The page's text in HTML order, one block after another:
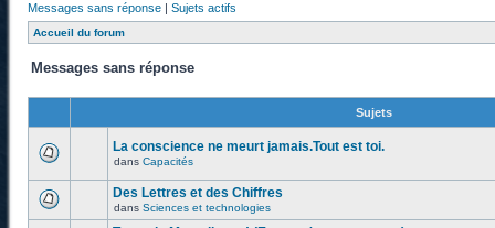
Messages sans réponse | Sujets actifs
Accueil du forum
Messages sans réponse
Sujets
La conscience ne meurt jamais.Tout est toi.
dans Capacités
Des Lettres et des Chiffres
dans Sciences et technologies